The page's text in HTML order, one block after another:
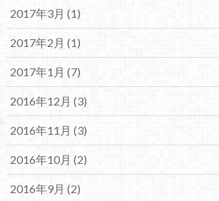
2017年3月 (1)
2017年2月 (1)
2017年1月 (7)
2016年12月 (3)
2016年11月 (3)
2016年10月 (2)
2016年9月 (2)